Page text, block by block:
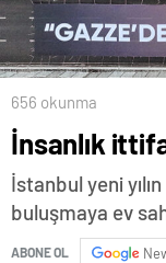
656 okunma
İnsanlık
İstanbul yeni
buluşmaya ev
ABONE OL